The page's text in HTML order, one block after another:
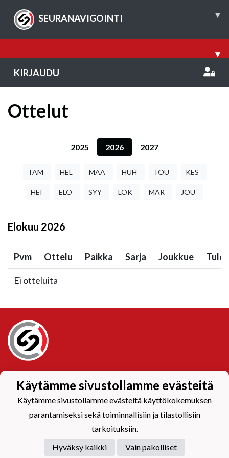
SEURANAVIGOINTI ▾
▾
KIRJAUDU
Ottelut
2025 2026 2027
TAM HEL MAA HUH TOU KES
HEI ELO SYY LOK MAR JOU
Elokuu 2026
Pvm Ottelu Paikka Sarja Joukkue Tulos
Ei otteluita
Powered by
Käytämme sivustollamme evästeitä
Käytämme sivustollamme evästeitä käyttökokemuksen
parantamiseksi sekä toiminnallisiin ja tilastollisiin
tarkoituksiin.
Hyväksy kaikki
Vain pakolliset